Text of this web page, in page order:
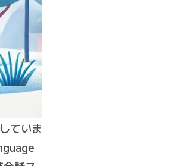
ていま